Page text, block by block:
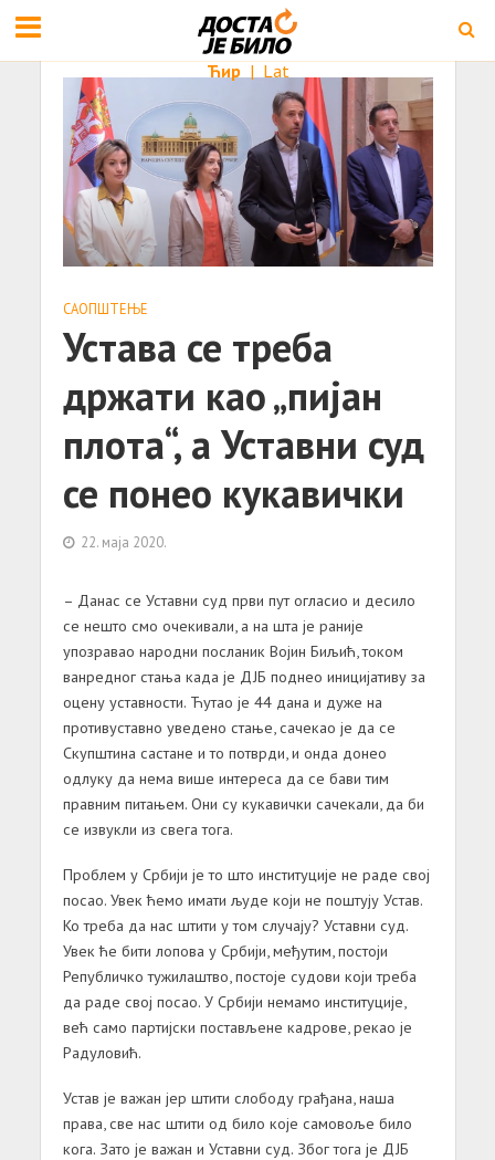
Ћир | Lat
САОПШТЕЊE
Устава се треба
држати као „пијан
плота“, а Уставни суд
се понео кукавички
22. маја 2020.
– Данас се Уставни суд први пут огласио и десило
се нешто смо очекивали, а на шта је раније
упозравао народни посланик Војин Биљић, током
ванредног стања када је ДЈБ поднео иницијативу за
оцену уставности. Ћутао је 44 дана и дуже на
противуставно уведено стање, сачекао је да се
Скупштина састане и то потврди, и онда донео
одлуку да нема више интереса да се бави тим
правним питањем. Они су кукавички сачекали, да би
се извукли из свега тога.
Проблем у Србији је то што институције не раде свој
посао. Увек ћемо имати људе који не поштују Устав.
Ко треба да нас штити у том случају? Уставни суд.
Увек ће бити лопова у Србији, међутим, постоји
Републичко тужилаштво, постоје судови који треба
да раде свој посао. У Србији немамо институције,
већ само партијски постављене кадрове, рекао је
Радуловић.
Устав је важан јер штити слободу грађана, наша
права, све нас штити од било које самовоље било
кога. Зато је важан и Уставни суд. Због тога је ДЈБ